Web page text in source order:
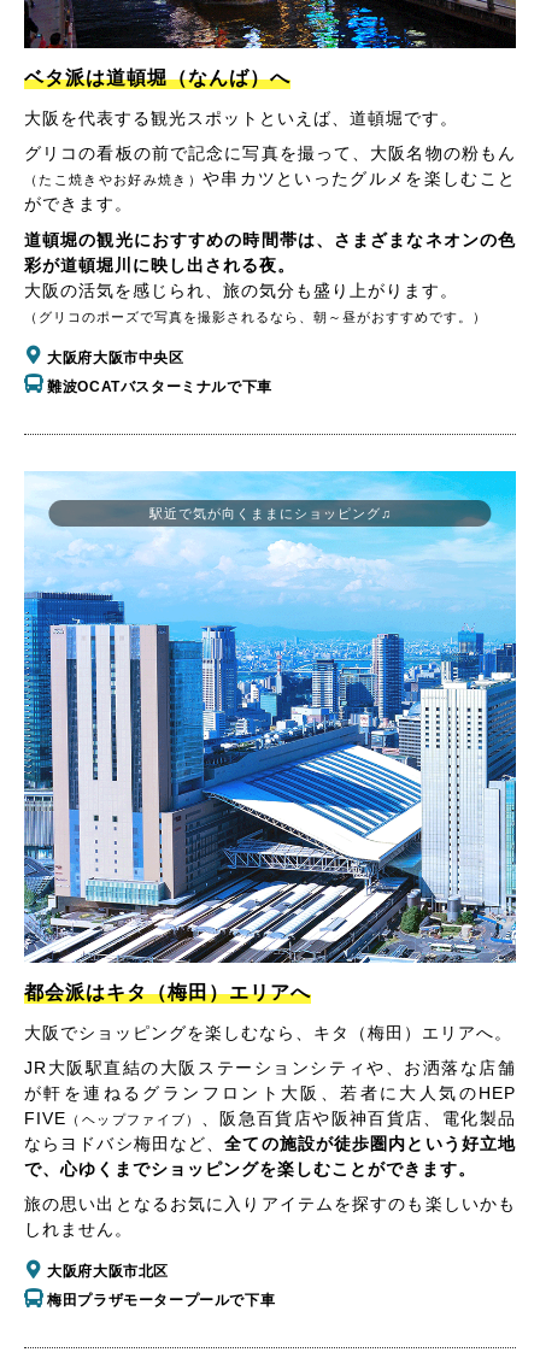
ベタ派は道頓堀（なんば）へ
大阪を代表する観光スポットといえば、道頓堀です。
グリコの看板の前で記念に写真を撮って、大阪名物の粉もん
（たこ焼きやお好み焼き） や串カツといったグルメを楽しむこと
ができます。
道頓堀の観光におすすめの時間帯は、さまざまなネオンの色
彩が道頓堀川に映し出される夜。
大阪の活気を感じられ、旅の気分も盛り上がります。
（グリコのポーズで写真を撮影されるなら、朝～昼がおすすめです。）
大阪府大阪市中央区
難波OCATバスターミナルで下車
都会派はキタ（梅田）エリアへ
大阪でショッピングを楽しむなら、キタ（梅田）エリアへ。
JR大阪駅直結の大阪ステーションシティや、お洒落な店舗
が軒を連ねるグランフロント大阪、若者に大人気のHEP
FIVE （ヘップファイブ）
、阪急百貨店や阪神百貨店、電化製品
ならヨドバシ梅田など、全ての施設が徒歩圏内という好立地
で、心ゆくまでショッピングを楽しむことができます。
旅の思い出となるお気に入りアイテムを探すのも楽しいかも
しれません。
大阪府大阪市北区
梅田プラザモータープールで下車
駅近で気が向くままにショッピング♫